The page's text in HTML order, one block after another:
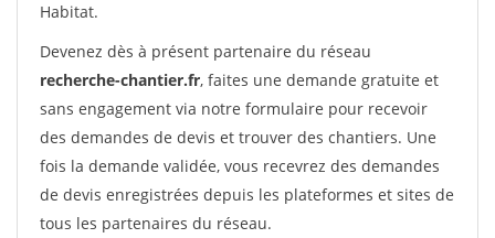
Habitat.
Devenez dès à présent partenaire du réseau
recherche-chantier.fr, faites une demande gratuite et
sans engagement via notre formulaire pour recevoir
des demandes de devis et trouver des chantiers. Une
fois la demande validée, vous recevrez des demandes
de devis enregistrées depuis les plateformes et sites de
tous les partenaires du réseau.